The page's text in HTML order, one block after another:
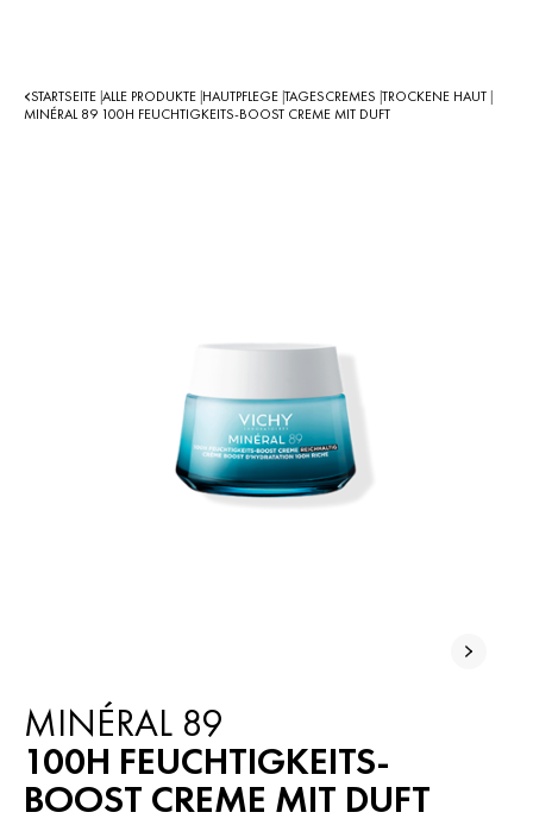
STARTSEITE ALLE PRODUKTE HAUTPFLEGE TAGESCREMES TROCKENE HAUT
MINÉRAL 89 100H FEUCHTIGKEITS-BOOST CREME MIT DUFT
MINÉRAL 89
100H FEUCHTIGKEITS-
BOOST CREME MIT DUFT